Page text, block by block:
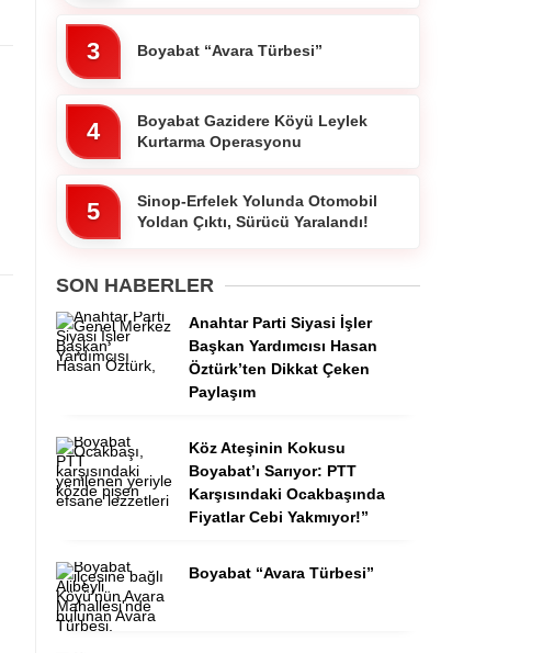
3 Boyabat “Avara Türbesi”
4
Boyabat Gazidere Köyü Leylek
Kurtarma Operasyonu
5
Sinop-Erfelek Yolunda Otomobil
Yoldan Çıktı, Sürücü Yaralandı!
SON HABERLER
Anahtar Parti Siyasi İşler
Başkan Yardımcısı Hasan
Öztürk’ten Dikkat Çeken
Paylaşım
Köz Ateşinin Kokusu
Boyabat’ı Sarıyor: PTT
Karşısındaki Ocakbaşında
Fiyatlar Cebi Yakmıyor!”
Boyabat “Avara Türbesi”